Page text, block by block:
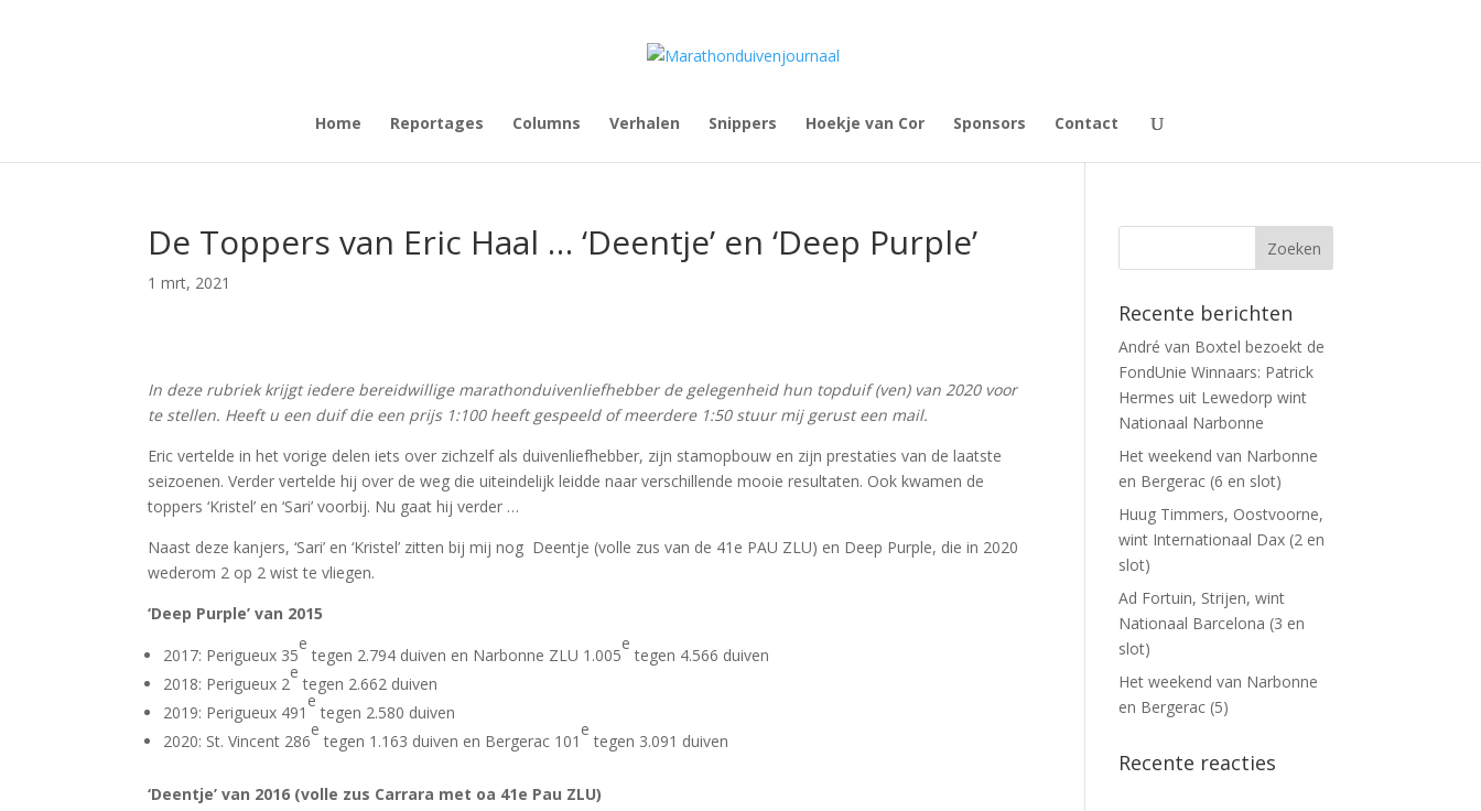
Home Reportages Columns Verhalen Snippers Hoekje van Cor Sponsors Contact
De Toppers van Eric Haal … ‘Deentje’ en ‘Deep Purple’
1 mrt, 2021
In deze rubriek krijgt iedere bereidwillige marathonduivenliefhebber de gelegenheid hun topduif (ven) van 2020 voor
te stellen. Heeft u een duif die een prijs 1:100 heeft gespeeld of meerdere 1:50 stuur mij gerust een mail.
Eric vertelde in het vorige delen iets over zichzelf als duivenliefhebber, zijn stamopbouw en zijn prestaties van de laatste
seizoenen. Verder vertelde hij over de weg die uiteindelijk leidde naar verschillende mooie resultaten. Ook kwamen de
toppers ‘Kristel’ en ‘Sari’ voorbij. Nu gaat hij verder …
Naast deze kanjers, ‘Sari’ en ‘Kristel’ zitten bij mij nog Deentje (volle zus van de 41e PAU ZLU) en Deep Purple, die in 2020
wederom 2 op 2 wist te vliegen.
‘Deep Purple’ van 2015
2017: Perigueux 35
e
tegen 2.794 duiven en Narbonne ZLU 1.005
e
tegen 4.566 duiven
2018: Perigueux 2
e
tegen 2.662 duiven
2019: Perigueux 491
e
tegen 2.580 duiven
2020: St. Vincent 286
e
tegen 1.163 duiven en Bergerac 101
e
tegen 3.091 duiven
‘Deentje’ van 2016 (volle zus Carrara met oa 41e Pau ZLU)
Recente berichten
André van Boxtel bezoekt de
FondUnie Winnaars: Patrick
Hermes uit Lewedorp wint
Nationaal Narbonne
Het weekend van Narbonne
en Bergerac (6 en slot)
Huug Timmers, Oostvoorne,
wint Internationaal Dax (2 en
slot)
Ad Fortuin, Strijen, wint
Nationaal Barcelona (3 en
slot)
Het weekend van Narbonne
en Bergerac (5)
Recente reacties